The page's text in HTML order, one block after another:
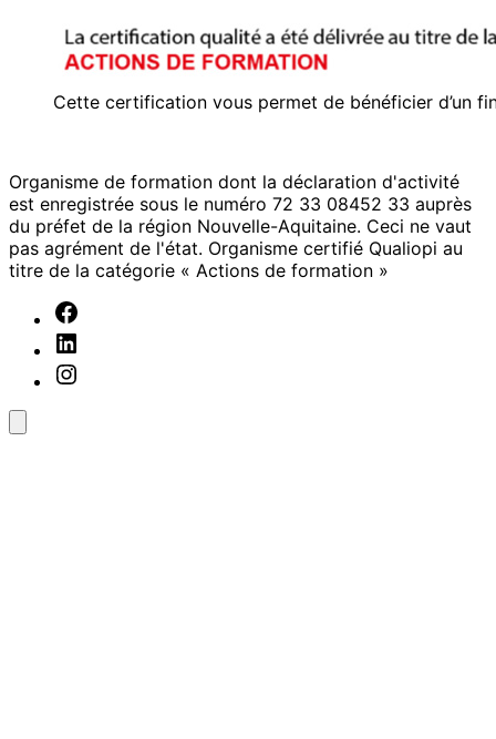
Cette certification vous permet de bénéficier d’un
Organisme de formation dont la déclaration d'activité
est enregistrée sous le numéro 72 33 08452 33 auprès
du préfet de la région Nouvelle-Aquitaine. Ceci ne vaut
pas agrément de l'état. Organisme certifié Qualiopi au
titre de la catégorie « Actions de formation »
Facebook
Linkedin
Instagram